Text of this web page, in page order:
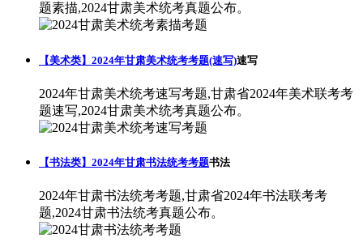
题素描,2024甘肃美术统考真题公布。
【美术类】2024年甘肃美术统考考题(速写)速写
2024年甘肃美术统考速写考题,甘肃省2024年美术联考考
题速写,2024甘肃美术统考真题公布。
【书法类】2024年甘肃书法统考考题书法
2024年甘肃书法统考考题,甘肃省2024年书法联考考
题,2024甘肃书法统考真题公布。